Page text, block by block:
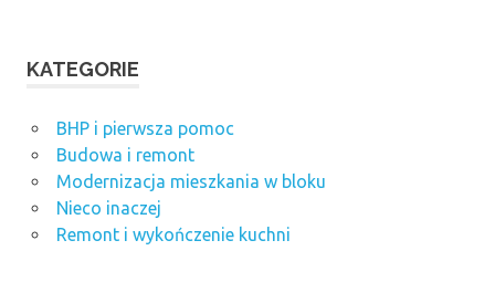
KATEGORIE
BHP i pierwsza pomoc
Budowa i remont
Modernizacja mieszkania w bloku
Nieco inaczej
Remont i wykończenie kuchni